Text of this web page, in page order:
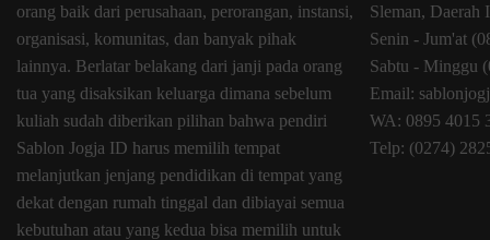
orang baik dari perusahaan, perorangan, instansi,
organisasi, komunitas, dan banyak pihak
lainnya. Berlatar belakang dari janji pada orang
tua yang disaksikan keluarga dimana sebelum
kuliah sudah diberikan pilihan bahwa pendiri
Sablon Jogja ID harus memilih tempat
melanjutkan jenjang pendidikan di tempat yang
dekat dengan rumah tinggal dan dibiayai semua
kebutuhan atau yang kedua bisa memilih untuk
Sleman, Daerah
Senin - Jum'at
Sabtu - Minggu
Email:
WA: 0895 4015
Telp: (0274)